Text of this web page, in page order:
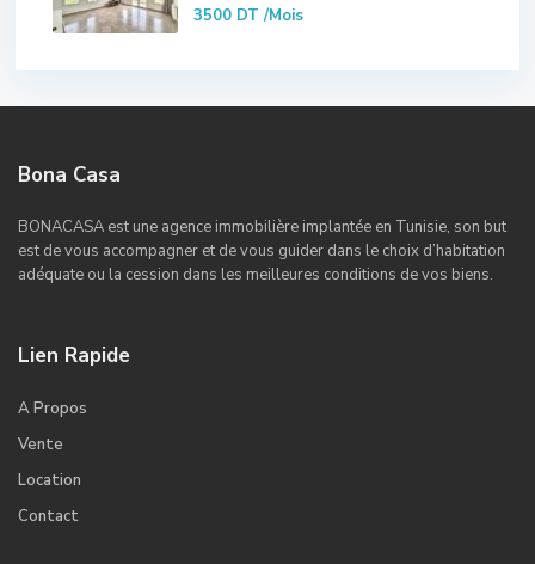
3500 DT/Mois
Bona Casa
BONACASA est une agence immobilière implantée en Tunisie, son but
est de vous accompagner et de vous guider dans le choix d’habitation
adéquate ou la cession dans les meilleures conditions de vos biens.
Lien Rapide
A Propos
Vente
Location
Contact